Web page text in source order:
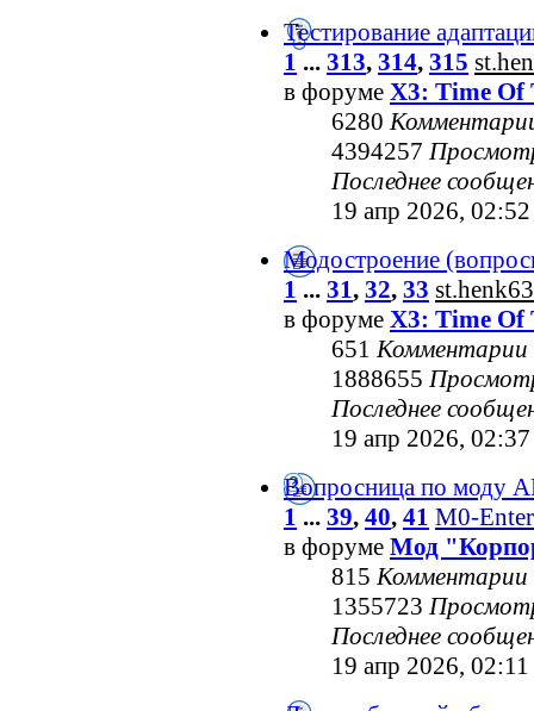
Тестирование
1 ... 313, 314, 315
в форуме X3: Time Of
6280
4394257
Последнее
19 апр 2026, 02:52
Модостроение
1 ... 31, 32, 33 st.henk63
в форуме X3: Time Of
651Комментарии
1888655
Последнее
19 апр 2026, 02:37
Вопросница по моду
1 ... 39, 40, 41 M0-
в форуме Мод
815Комментарии
1355723
Последнее
19 апр 2026, 02:11